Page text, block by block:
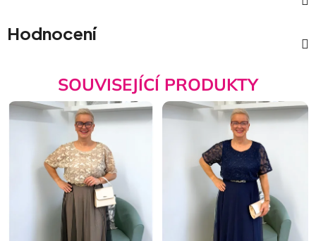
Hodnocení
SOUVISEJÍCÍ PRODUKTY